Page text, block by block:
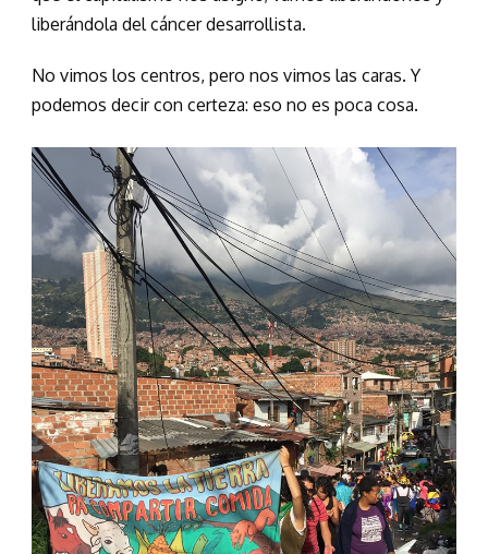
liberándola del cáncer desarrollista.
No vimos los centros, pero nos vimos las caras. Y
podemos decir con certeza: eso no es poca cosa.